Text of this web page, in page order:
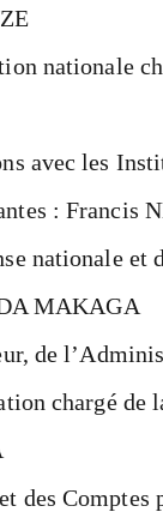
nationale
avec les
: Francis
nationale et
MAKAGA
de
chargé de
des Comptes